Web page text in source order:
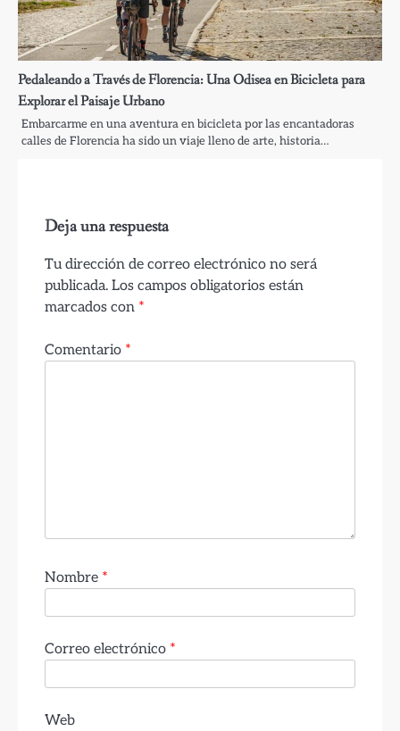
Pedaleando a Través de Florencia: Una Odisea en Bicicleta para
Explorar el Paisaje Urbano
Embarcarme en una aventura en bicicleta por las encantadoras
calles de Florencia ha sido un viaje lleno de arte, historia…
Deja una respuesta
Tu dirección de correo electrónico no será
publicada. Los campos obligatorios están
marcados con *
Comentario *
Nombre *
Correo electrónico *
Web